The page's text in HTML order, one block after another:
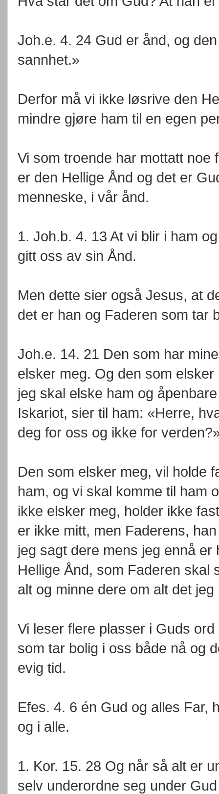
Joh.e. 4. 24 Gud er ånd, og
sannhet.»
Derfor må vi ikke løsrive den
mindre gjøre ham til en egen
Vi som troende har mottatt noe
er den Hellige Ånd og det er
menneske, i vår ånd.
1. Joh.b. 4. 13 At vi blir i ham
gitt oss av sin Ånd.
Men dette sier også Jesus, at
det er han og Faderen som tar
Joh.e. 14. 21 Den som har
elsker meg. Og den som
jeg skal elske ham og
Iskariot, sier til ham: «Herre,
deg for oss og ikke for
Den som elsker meg, vil holde
ham, og vi skal komme til ham
ikke elsker meg, holder ikke
er ikke mitt, men Faderens,
jeg sagt dere mens jeg ennå
Hellige Ånd, som Faderen
alt og minne dere om alt det
Vi leser flere plasser i Guds
som tar bolig i oss både nå og
evig tid.
Efes. 4. 6 én Gud og alles Far,
og i alle.
1. Kor. 15. 28 Og når så alt er
selv underordne seg under